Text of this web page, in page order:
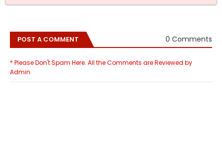
POST A COMMENT 0 Comments
* Please Don't Spam Here. All the Comments are Reviewed by
Admin.